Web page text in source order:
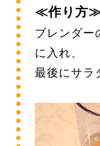
≪作り方
ブレンダー
に入れ、
最後にサラ